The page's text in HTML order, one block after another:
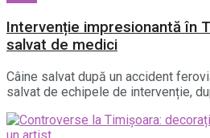
Intervenție impresionantă în
salvat de medici
Câine salvat după un accident
salvat de echipele de intervenție,